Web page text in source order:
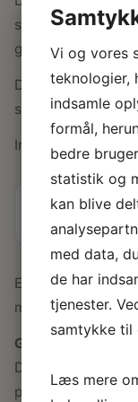
så der skabes en
gås på
Dolly er en 4-
sidehegn på tre af
Imprægneret gulv
Specifikationer
Endvidere
montagekit og
GODE RÅD OG
Det er vigtigt at
på alt synligt træ.
Vi og vores
teknologier,
indsamle
formål,
bedre
statistik og
kan blive
med data,
de har
tjenester.
samtykke til
Læs mere